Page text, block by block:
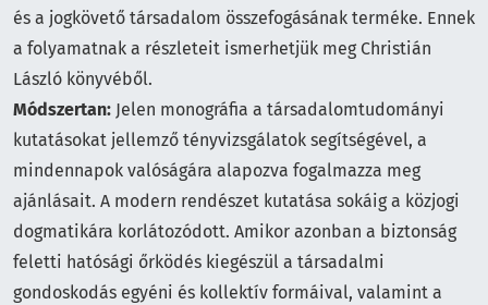
és a jogkövető társadalom összefogásának terméke. Ennek
a folyamatnak a részleteit ismerhetjük meg Christián
László könyvéből.
Módszertan: Jelen monográfia a társadalomtudományi
kutatásokat jellemző tényvizsgálatok segítségével, a
mindennapok valóságára alapozva fogalmazza meg
ajánlásait. A modern rendészet kutatása sokáig a közjogi
dogmatikára korlátozódott. Amikor azonban a biztonság
feletti hatósági őrködés kiegészül a társadalmi
gondoskodás egyéni és kollektív formáival, valamint a